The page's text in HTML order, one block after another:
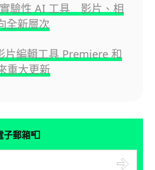
驗性 AI 工具 影片、相
全新層次
片編輯工具 Premiere 和
重大更新
子郵箱📮